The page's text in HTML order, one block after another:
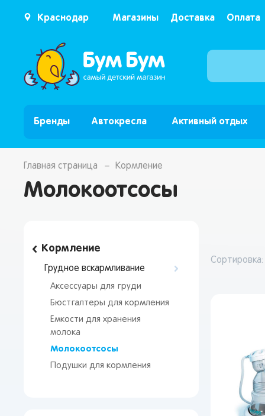
Краснодар Магазины Доставка Оплата
Бренды Автокресла Активный отдых
Главная страница Кормление
Молокоотсосы
Кормление
Грудное вскармливание
Аксессуары для груди
Бюстгалтеры для кормления
Емкости для хранения
молока
Молокоотсосы
Подушки для кормления
Сортировка: